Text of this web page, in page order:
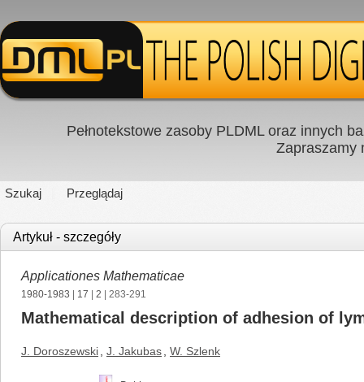
Pełnotekstowe zasoby PLDML oraz innych
Zapraszamy
Szukaj Przeglądaj
Artykuł - szczegóły
Applicationes Mathematicae
1980-1983 17 2 | 283-291
Mathematical description of adhesion of
J. Doroszewski J. Jakubas W. Szlenk